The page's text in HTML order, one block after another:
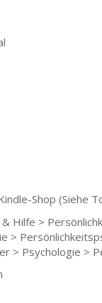
Shop (Siehe
Hilfe >
>
> Psychologie >